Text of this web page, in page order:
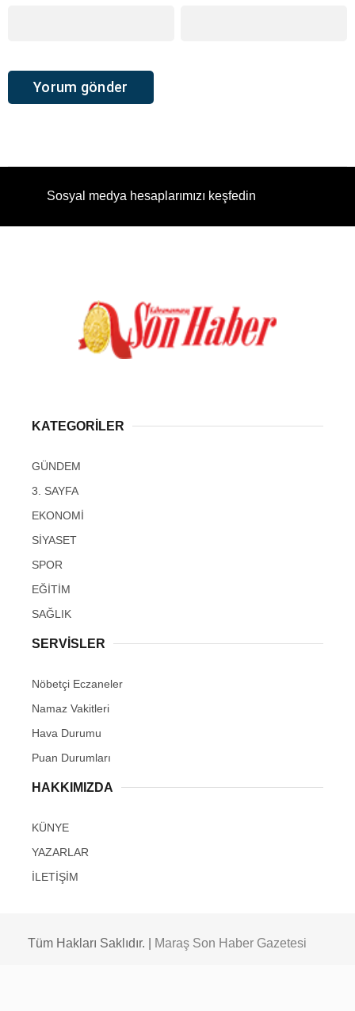
Sosyal medya hesaplarımızı keşfedin
KATEGORİLER
GÜNDEM
3. SAYFA
EKONOMİ
SİYASET
SPOR
EĞİTİM
SAĞLIK
SERVİSLER
Nöbetçi Eczaneler
Namaz Vakitleri
Hava Durumu
Puan Durumları
HAKKIMIZDA
KÜNYE
YAZARLAR
İLETİŞİM
Tüm Hakları Saklıdır. | Maraş Son Haber Gazetesi